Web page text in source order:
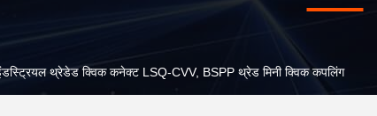
थ्रेडेड क्विक कनेक्ट LSQ-CVV, BSPP थ्रेड मिनी क्विक कपलिंग